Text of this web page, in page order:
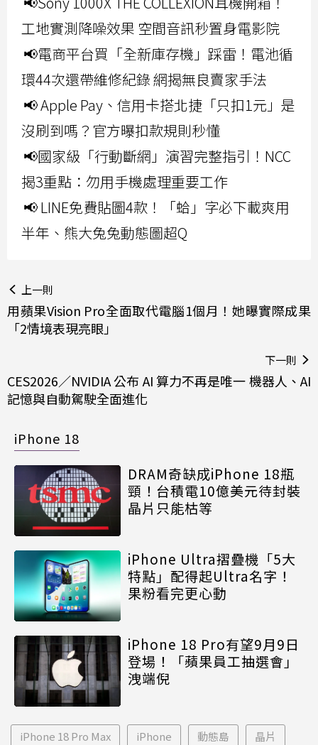
工地實測降噪效果 空間音訊秒置身電影院
📢電商平台買「全新庫存機」踩雷！電池循
環44次還帶維修紀錄 網揭無良賣家手法
📢 Apple Pay、信用卡搭北捷「只扣1元」是
沒刷到嗎？官方曝扣款規則秒懂
📢國家級「行動斷網」演習完整指引！NCC
揭3重點：勿用手機處理重要工作
📢 LINE免費貼圖4款！「蛤」字必下載爽用
半年、熊大兔兔動態圖超Q
上一則
用蘋果Vision Pro全面取代電腦1個月！她曝實際成果
「2情境表現亮眼」
下一則
CES2026／NVIDIA 公布 AI 算力不再是唯一 機器人、AI
記憶與自動駕駛全面進化
iPhone 18
DRAM奇缺成iPhone 18瓶
頸！台積電10億美元待封裝
晶片只能枯等
iPhone Ultra摺疊機「5大
特點」配得起Ultra名字！
果粉看完更心動
iPhone 18 Pro有望9月9日
登場！「蘋果員工抽選會」
洩端倪
iPhone 18 Pro Max iPhone 動態島 晶片